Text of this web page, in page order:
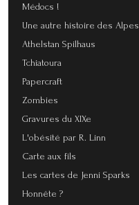
Médocs !
Une autre histoire des Alpes
Athelstan Spilhaus
Tchiatoura
Papercraft
Zombies
Gravures du XIXe
L'obésité par R. Linn
Carte aux fils
Les cartes de Jenni Sparks
Honnête ?